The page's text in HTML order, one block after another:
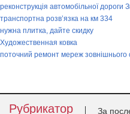
реконструкція автомобільної дороги
транспортна розв’язка на км 334
нужна плитка, дайте скидку
Художественная ковка
поточний ремонт мереж зовнішнього
Рубрикатор За